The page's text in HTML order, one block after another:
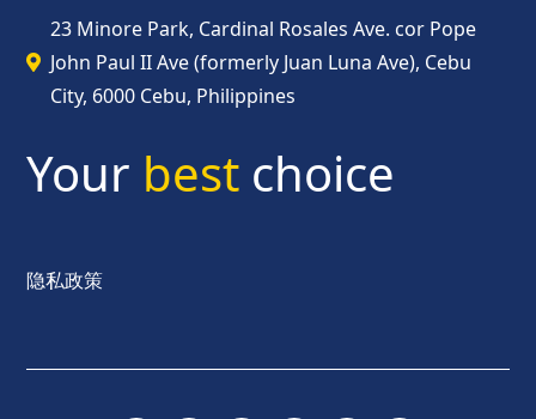
23 Minore Park, Cardinal Rosales Ave. cor Pope
John Paul II Ave (formerly Juan Luna Ave), Cebu
City, 6000 Cebu, Philippines
Your best choice
隐私政策